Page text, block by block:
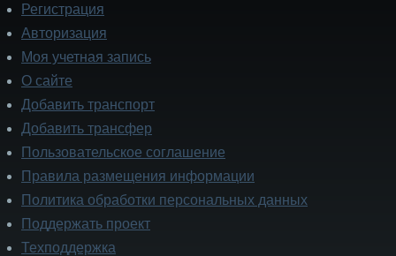
Подвал
Регистрация
Авторизация
Моя учетная запись
О сайте
Добавить транспорт
Добавить трансфер
Пользовательское соглашение
Правила размещения информации
Политика обработки персональных данных
Поддержать проект
Техподдержка